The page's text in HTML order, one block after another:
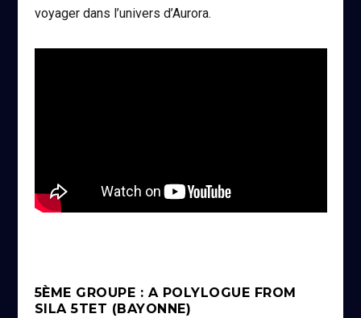
voyager dans l’univers d’Aurora.
5ÈME GROUPE : A POLYLOGUE FROM
SILA 5TET (BAYONNE)